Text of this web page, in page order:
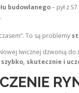
budowlanego– pył z
To są problemy
Iwicznej dzwonią
szybko, skutecznie i